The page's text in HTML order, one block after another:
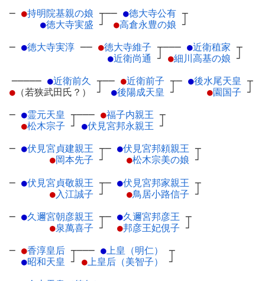
─ ●持明院基親の娘 ┬
●徳大寺実盛 ┘
── ●徳大寺公有 ┬
●高倉永豊の娘 ┘
─ ●徳大寺実淳 ── ●徳大寺維子 ┬
●近衛尚通 ┘
─── ●近衛稙家 ┬
●細川高基の娘 ┘
───── ●近衛前久 ┬
● （若狭武田氏？） ┘
── ●近衛前子 ┬
●後陽成天皇 ┘
─ ●後水尾天皇 ┬
●園国子 ┘
─ ●霊元天皇 ┬
●松木宗子 ┘
─── ●福子内親王 ┬
●伏見宮邦永親王 ┘
─ ●伏見宮貞建親王 ┬
●岡本先子 ┘
─ ●伏見宮邦頼親王 ┬
●松木宗美の娘 ┘
─ ●伏見宮貞敬親王 ┬
●入江誠子 ┘
─ ●伏見宮邦家親王 ┬
●鳥居小路信子 ┘
─ ●久邇宮朝彦親王 ┬
●泉萬喜子 ┘
─ ●久邇宮邦彦王 ┬
●邦彦王妃俔子 ┘
─ ●香淳皇后 ┬
●昭和天皇 ┘
─── ●上皇（明仁）
┬
●上皇后（美智子） ┘